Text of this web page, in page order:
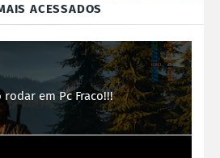
ACESSADOS
rodar em Pc Fraco!!!